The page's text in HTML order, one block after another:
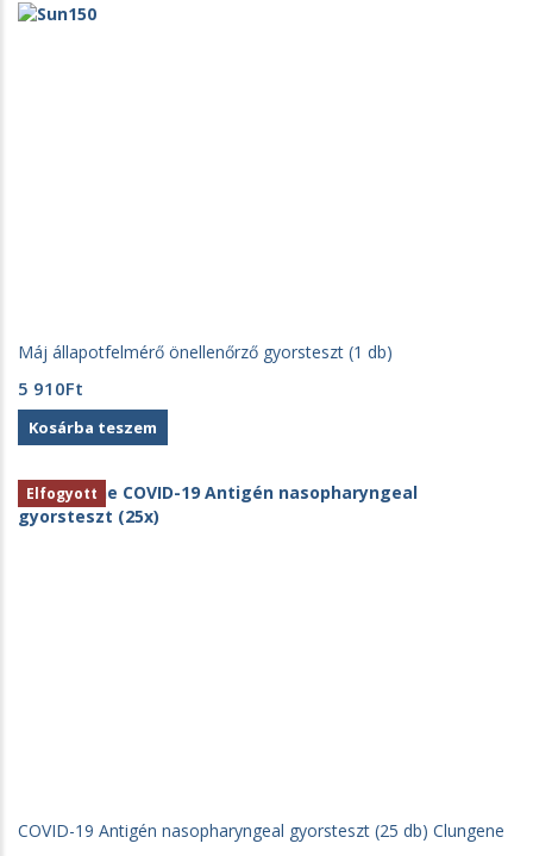
Máj állapotfelmérő önellenőrző gyorsteszt (1 db)
5 910Ft
Kosárba teszem
Elfogyott
COVID-19 Antigén nasopharyngeal gyorsteszt (25 db) Clungene